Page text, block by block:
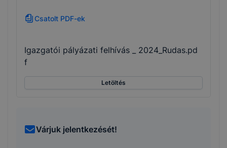
Csatolt PDF-ek
Igazgatói pályázati felhívás _ 2024_Rudas.pd
f
Letöltés
Várjuk jelentkezését!